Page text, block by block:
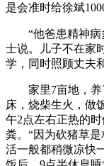
是会准时给徐斌
“他爸患精神病
士说。儿子不在家
学，同时照顾丈夫
家里7亩地，养
床，烧柴生火，做
午2点左右正热的
粪。“因为砍猪草
活一般都稍微凉快